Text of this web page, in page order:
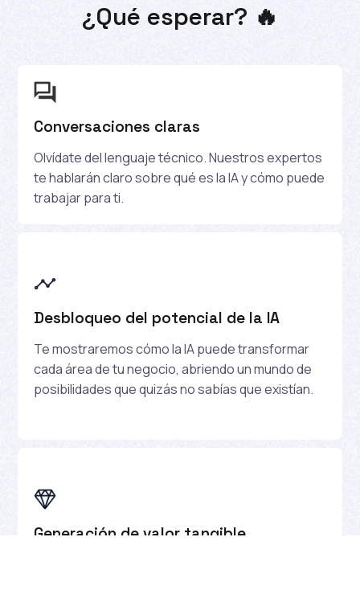
¿Qué esperar? 🔥
Conversaciones claras
Olvídate del lenguaje técnico. Nuestros expertos
te hablarán claro sobre qué es la IA y cómo puede
trabajar para ti.
Desbloqueo del potencial de la IA
Te mostraremos cómo la IA puede transformar
cada área de tu negocio, abriendo un mundo de
posibilidades que quizás no sabías que existían.
Generación de valor tangible